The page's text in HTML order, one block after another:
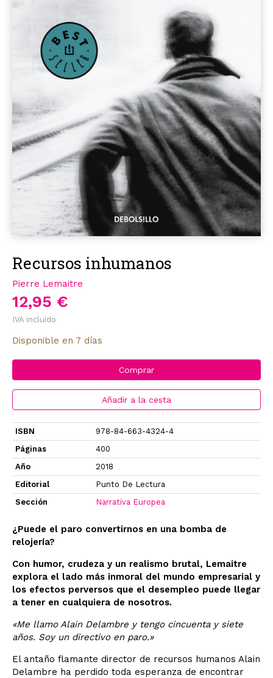
Recursos inhumanos
Pierre Lemaitre
12,95 €
IVA incluido
Disponible en 7 días
Comprar
Añadir a la cesta
ISBN
978-84-663-4324-4
Páginas
400
Año
2018
Editorial
Punto De Lectura
Sección
Narrativa Europea
¿Puede el paro convertirnos en una bomba de
relojería?
Con humor, crudeza y un realismo brutal, Lemaitre
explora el lado más inmoral del mundo empresarial y
los efectos perversos que el desempleo puede llegar
a tener en cualquiera de nosotros.
«Me llamo Alain Delambre y tengo cincuenta y siete
años. Soy un directivo en paro.»
El antaño flamante director de recursos humanos Alain
Delambre ha perdido toda esperanza de encontrar